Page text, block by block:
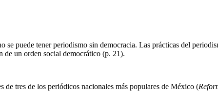
puede tener periodismo sin democracia. Las prácticas del
de un orden social democrático (p. 21).
tres de los periódicos nacionales más populares de México (